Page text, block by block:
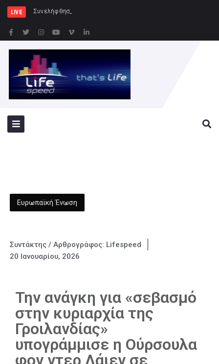
LIVE Συνελήφθησαν -3- άτομα για καλλι
Ευρωπαϊκή Ένωση
Συντάκτης / Αρθρογράφος: Lifespeed
20 Ιανουαρίου, 2026
Την ανάγκη για «σεβασμό
στην κυριαρχία της
Γροιλανδίας»
υπογράμμισε η Ούρσουλα
φον ντερ Λάιεν σε